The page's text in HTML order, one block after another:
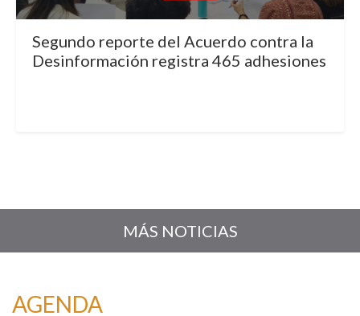
Segundo reporte del Acuerdo contra la
Desinformación registra 465 adhesiones
MÁS NOTICIAS
AGENDA